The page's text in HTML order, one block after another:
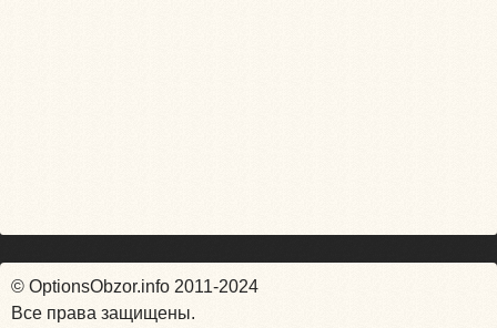
© OptionsObzor.info 2011-2024
Все права защищены.